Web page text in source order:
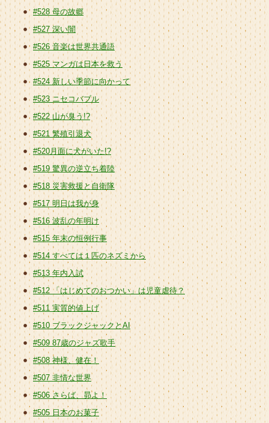
#528 母の故郷
#527 深い闇
#526 音楽は世界共通語
#525 マンガは日本を救う
#524 新しい季節に向かって
#523 ニセコバブル
#522 山が臭う!?
#521 繁殖引退犬
#520月面に犬がいた!?
#519 驚異の逆立ち着陸
#518 災害救援と自衛隊
#517 明日は我が身
#516 波乱の年明け
#515 年末の恒例行事
#514 すべては１匹のネズミから
#513 年内入試
#512 「はじめてのおつかい」は児童虐待？
#511 実質的値上げ
#510 ブラックジャックとAI
#509 87歳のジャズ歌手
#508 神様、健在！
#507 非情な世界
#506 さらば、昴よ！
#505 日本のお菓子